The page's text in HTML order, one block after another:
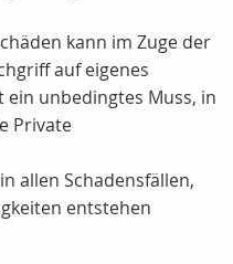
kann im Zuge der
auf eigenes
ein unbedingtes Muss, in
Private
allen Schadensfällen,
entstehen